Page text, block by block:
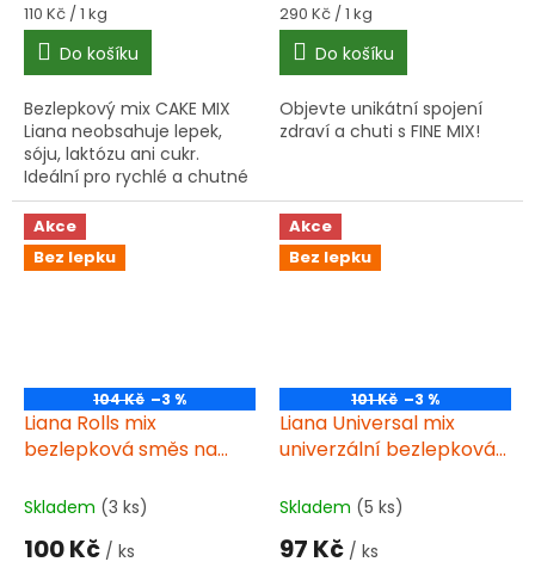
Měrná
cena:
110 Kč / 1 kg
Do košíku
Bezlepkový mix CAKE MIX
Liana neobsahuje lepek,
sóju, laktózu ani cukr.
Ideální pro rychlé a chutné
dezerty bez obav o
alergeny.
Měrná
cena:
290 Kč / 1 kg
Do košíku
Objevte unikátní spojení
zdraví a chuti s FINE MIX!
Akce
Bez lepku
104 Kč –3 %
Liana Rolls mix
bezlepková směs na
Skladem (3 ks)
100 Kč / ks
Akce
Bez lepku
101 Kč –3 %
Liana Universal mix
univerzální bezlepková
Skladem (5 ks)
97 Kč / ks